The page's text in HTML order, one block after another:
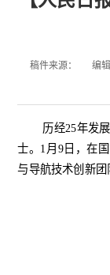
稿件来源： 编
历经25年发
士。 1 月 9日，在
与导航技术创新